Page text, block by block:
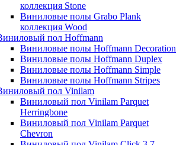
коллекция Stone
Виниловые полы Grabo Plank
коллекция Wood
пол Hoffmann
Виниловые полы Hoffmann Decoration
Виниловые полы Hoffmann Duplex
Виниловые полы Hoffmann Simple
Виниловые полы Hoffmann Stripes
пол Vinilam
Виниловый пол Vinilam Parquet
Herringbone
Виниловый пол Vinilam Parquet
Chevron